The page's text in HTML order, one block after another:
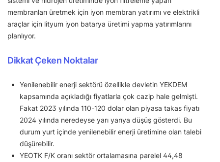
membranları üretmek için iyon membran yatırımı ve elektrikli
araçlar için lityum iyon batarya üretimi yapma yatırımlarını
planlıyor.
Dikkat Çeken Noktalar
Yenilenebilir enerji sektörü özellikle devletin YEKDEM
kapsamında açıkladığı fiyatlarla çok cazip hale gelmişti.
Fakat 2023 yılında 110-120 dolar olan piyasa takas fiyatı
2024 yılında neredeyse yarı yarıya düşüş gösterdi. Bu
durum yurt içinde yenilenebilir enerji üretimine olan talebi
düşürebilir.
YEOTK F/K oranı sektör ortalamasına parelel 44,48